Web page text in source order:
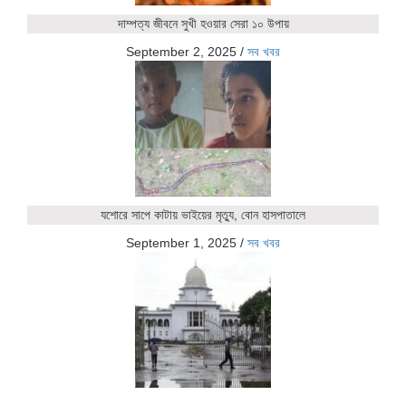
দাম্পত্য জীবনে সুখী হওয়ার সেরা ১০ উপায়
September 2, 2025 / সব খবর
যশোরে সাপে কাটায় ভাইয়ের মৃত্যু, বোন হাসপাতালে
September 1, 2025 / সব খবর